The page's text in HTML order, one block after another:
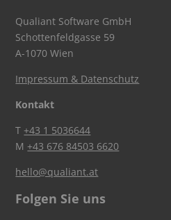
Qualiant Software GmbH
Schottenfeldgasse 59
A-1070 Wien
Impressum & Datenschutz
Kontakt
T+43 1 5036644
M+43 676 84503 6620
hello@qualiant.at
Folgen Sie uns